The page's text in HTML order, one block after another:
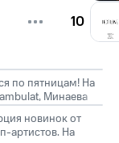
10
по пятницам! На
Минаева
новинок от
артистов. На